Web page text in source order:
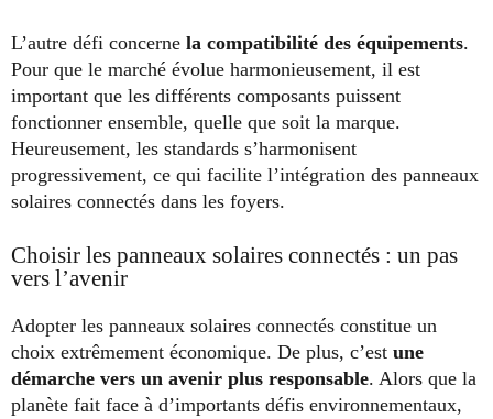
L’autre défi concerne la compatibilité des équipements.
Pour que le marché évolue harmonieusement, il est
important que les différents composants puissent
fonctionner ensemble, quelle que soit la marque.
Heureusement, les standards s’harmonisent
progressivement, ce qui facilite l’intégration des panneaux
solaires connectés dans les foyers.
Choisir les panneaux solaires connectés : un pas
vers l’avenir
Adopter les panneaux solaires connectés constitue un
choix extrêmement économique. De plus, c’est une
démarche vers un avenir plus responsable. Alors que la
planète fait face à d’importants défis environnementaux,